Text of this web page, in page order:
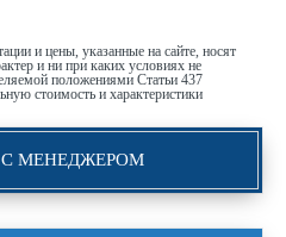
и цены, указанные на сайте, носят
и ни при каких условиях не
положениями Статьи 437
стоимость и характеристики
С МЕНЕДЖЕРОМ